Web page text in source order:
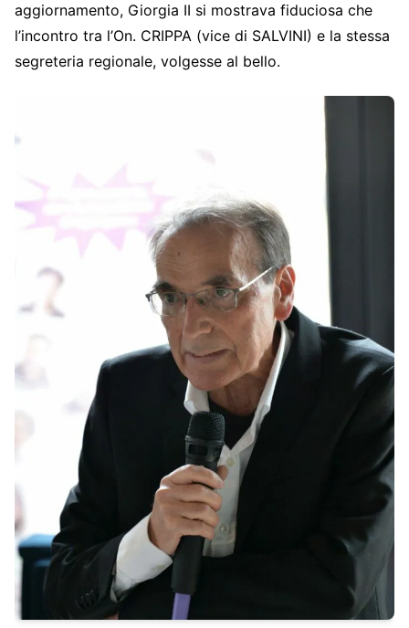
aggiornamento, Giorgia II si mostrava fiduciosa che
l’incontro tra l’On. CRIPPA (vice di SALVINI) e la stessa
segreteria regionale, volgesse al bello.